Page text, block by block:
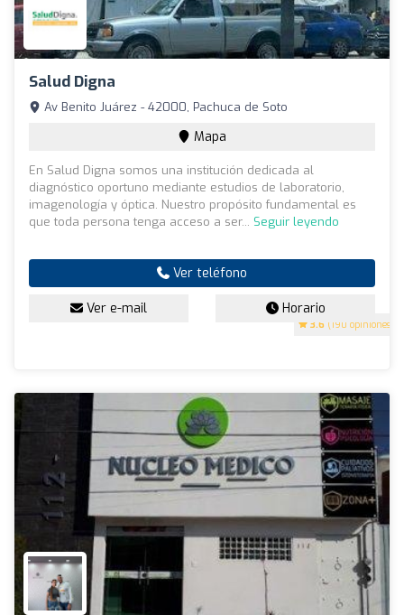
Salud Digna
3.6 (190 opiniones)
Av Benito Juárez - 42000, Pachuca de Soto
Mapa
En Salud Digna somos una institución dedicada al
diagnóstico oportuno mediante estudios de laboratorio,
imagenología y óptica. Nuestro propósito fundamental es
que toda persona tenga acceso a ser... Seguir leyendo
Ver teléfono
Ver e-mail Horario